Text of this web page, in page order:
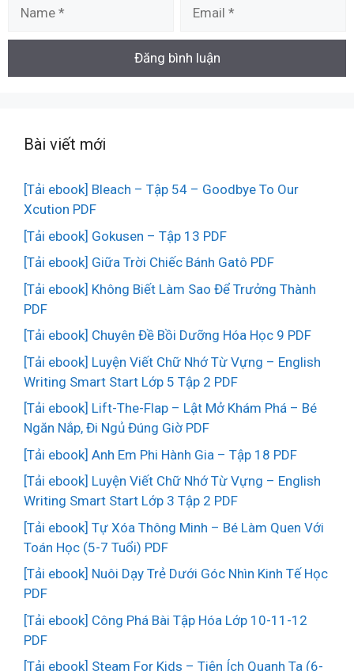
Bài viết mới
[Tải ebook] Bleach – Tập 54 – Goodbye To Our
Xcution PDF
[Tải ebook] Gokusen – Tập 13 PDF
[Tải ebook] Giữa Trời Chiếc Bánh Gatô PDF
[Tải ebook] Không Biết Làm Sao Để Trưởng Thành
PDF
[Tải ebook] Chuyên Đề Bồi Dưỡng Hóa Học 9 PDF
[Tải ebook] Luyện Viết Chữ Nhớ Từ Vựng – English
Writing Smart Start Lớp 5 Tập 2 PDF
[Tải ebook] Lift-The-Flap – Lật Mở Khám Phá – Bé
Ngăn Nắp, Đi Ngủ Đúng Giờ PDF
[Tải ebook] Anh Em Phi Hành Gia – Tập 18 PDF
[Tải ebook] Luyện Viết Chữ Nhớ Từ Vựng – English
Writing Smart Start Lớp 3 Tập 2 PDF
[Tải ebook] Tự Xóa Thông Minh – Bé Làm Quen Với
Toán Học (5-7 Tuổi) PDF
[Tải ebook] Nuôi Dạy Trẻ Dưới Góc Nhìn Kinh Tế Học
PDF
[Tải ebook] Công Phá Bài Tập Hóa Lớp 10-11-12
PDF
[Tải ebook] Steam For Kids – Tiện Ích Quanh Ta (6-